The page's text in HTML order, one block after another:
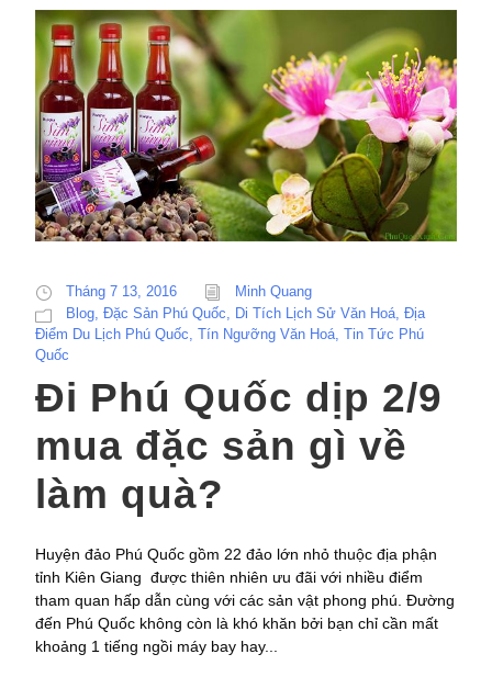
Tháng 7 13, 2016
Minh Quang
Blog, Đặc Sản Phú Quốc, Di Tích Lịch Sử Văn Hoá, Địa
Điểm Du Lịch Phú Quốc, Tín Ngưỡng Văn Hoá, Tin Tức Phú
Quốc
Đi Phú Quốc dịp 2/9
mua đặc sản gì về
làm quà?
Huyện đảo Phú Quốc gồm 22 đảo lớn nhỏ thuộc địa phận
tỉnh Kiên Giang được thiên nhiên ưu đãi với nhiều điểm
tham quan hấp dẫn cùng với các sản vật phong phú. Đường
đến Phú Quốc không còn là khó khăn bởi bạn chỉ cần mất
khoảng 1 tiếng ngồi máy bay hay...